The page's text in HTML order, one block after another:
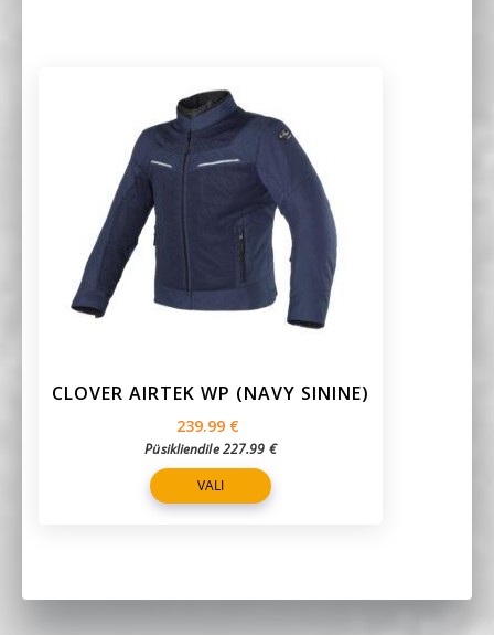
CLOVER AIRTEK WP (NAVY SININE)
239.99 €
Püsikliendile227.99 €
VALI